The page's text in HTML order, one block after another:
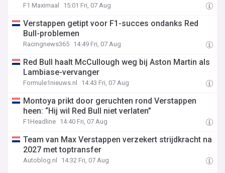
F1 Maximaal 15:01 Fri, 07 Aug
Verstappen getipt voor F1-succes ondanks Red
Bull-problemen
Racingnews365 14:49 Fri, 07 Aug
Red Bull haalt McCullough weg bij Aston Martin als
Lambiase-vervanger
Formule1nieuws.nl 14:43 Fri, 07 Aug
Montoya prikt door geruchten rond Verstappen
heen: “Hij wil Red Bull niet verlaten”
F1Headline 14:40 Fri, 07 Aug
Team van Max Verstappen verzekert strijdkracht na
2027 met toptransfer
Autoblog.nl 14:32 Fri, 07 Aug